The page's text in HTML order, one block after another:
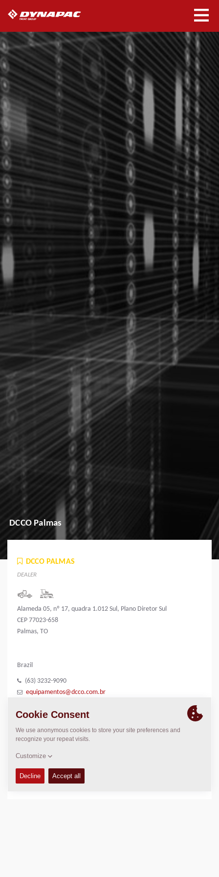
DCCO Palmas
DCCO PALMAS
DEALER
Alameda 05, nº 17, quadra 1.012 Sul, Plano Diretor Sul
CEP 77023-658
Palmas, TO
Brazil
(63) 3232-9090
equipamentos@dcco.com.br
LOCATION
>Directions